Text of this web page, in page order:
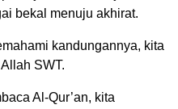
bekal menuju akhirat.
kandungannya, kita
SWT.
Al-Qur’an, kita